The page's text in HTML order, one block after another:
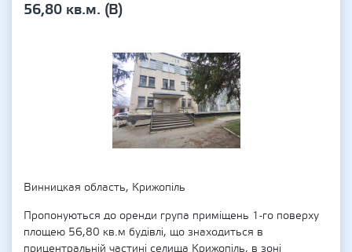
56,80 кв.м. (В)
Винницкая область, Крижопіль
Пропонуються до оренди група приміщень 1-го поверху
площею 56,80 кв.м будівлі, що знаходиться в
прицентральній частині селища Крижопіль, в зоні